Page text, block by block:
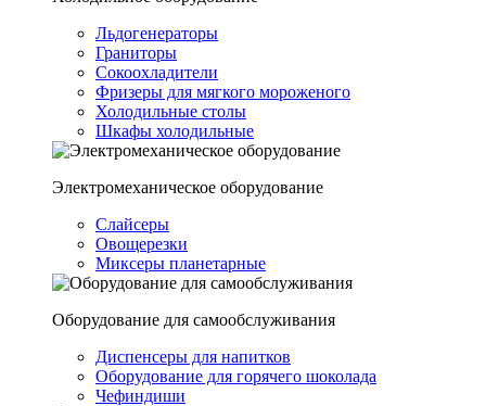
Льдогенераторы
Граниторы
Сокоохладители
Фризеры для мягкого мороженого
Холодильные столы
Шкафы холодильные
Электромеханическое оборудование
Слайсеры
Овощерезки
Миксеры планетарные
Оборудование для самообслуживания
Диспенсеры для напитков
Оборудование для горячего шоколада
Чефиндиши